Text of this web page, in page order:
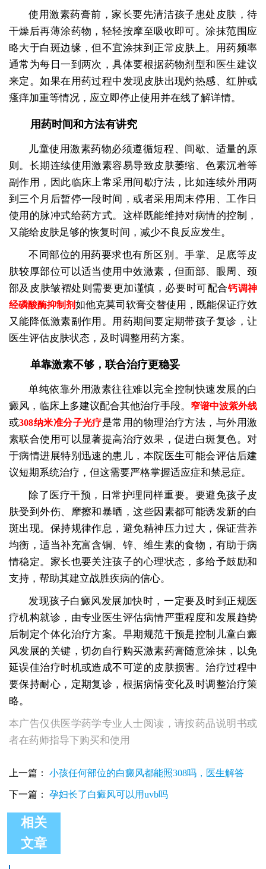
使用激素药膏前，家长要先清洁孩子患处皮肤，待
干燥后再薄涂药物，轻轻按摩至吸收即可。涂抹范围应
略大于白斑边缘，但不宜涂抹到正常皮肤上。用药频率
通常为每日一到两次，具体要根据药物剂型和医生建议
来定。如果在用药过程中发现皮肤出现灼热感、红肿或
瘙痒加重等情况，应立即停止使用并在线了解详情。
用药时间和方法有讲究
儿童使用激素药物必须遵循短程、间歇、适量的原
则。长期连续使用激素容易导致皮肤萎缩、色素沉着等
副作用，因此临床上常采用间歇疗法，比如连续外用两
到三个月后暂停一段时间，或者采用周末停用、工作日
使用的脉冲式给药方式。这样既能维持对病情的控制，
又能给皮肤足够的恢复时间，减少不良反应发生。
不同部位的用药要求也有所区别。手掌、足底等皮
肤较厚部位可以适当使用中效激素，但面部、眼周、颈
部及皮肤皱褶处则需要更加谨慎，必要时可配合钙调神
经磷酸酶抑制剂如他克莫司软膏交替使用，既能保证疗效
又能降低激素副作用。用药期间要定期带孩子复诊，让
医生评估皮肤状态，及时调整用药方案。
单靠激素不够，联合治疗更稳妥
单纯依靠外用激素往往难以完全控制快速发展的白
癜风，临床上多建议配合其他治疗手段。
窄谱中波紫外线
或308纳米准分子光疗是常用的物理治疗方法，与外用激
素联合使用可以显著提高治疗效果，促进白斑复色。对
于病情进展特别迅速的患儿，本院医生可能会评估后建
议短期系统治疗，但这需要严格掌握适应症和禁忌症。
除了医疗干预，日常护理同样重要。要避免孩子皮
肤受到外伤、摩擦和暴晒，这些因素都可能诱发新的白
斑出现。保持规律作息，避免精神压力过大，保证营养
均衡，适当补充富含铜、锌、维生素的食物，有助于病
情稳定。家长也要关注孩子的心理状态，多给予鼓励和
支持，帮助其建立战胜疾病的信心。
发现孩子白癜风发展加快时，一定要及时到正规医
疗机构就诊，由专业医生评估病情严重程度和发展趋势
后制定个体化治疗方案。早期规范干预是控制儿童白癜
风发展的关键，切勿自行购买激素药膏随意涂抹，以免
延误佳治疗时机或造成不可逆的皮肤损害。治疗过程中
要保持耐心，定期复诊，根据病情变化及时调整治疗策
略。
本广告仅供医学药学专业人士阅读，请按药品说明书或
者在药师指导下购买和使用
上一篇： 小孩任何部位的白癜风都能照308吗，医生解答
下一篇： 孕妇长了白癜风可以用uvb吗
相关
文章